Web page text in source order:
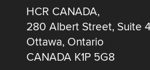
HCR CANADA,
280 Albert Street, Suite
Ottawa, Ontario
CANADA K1P 5G8